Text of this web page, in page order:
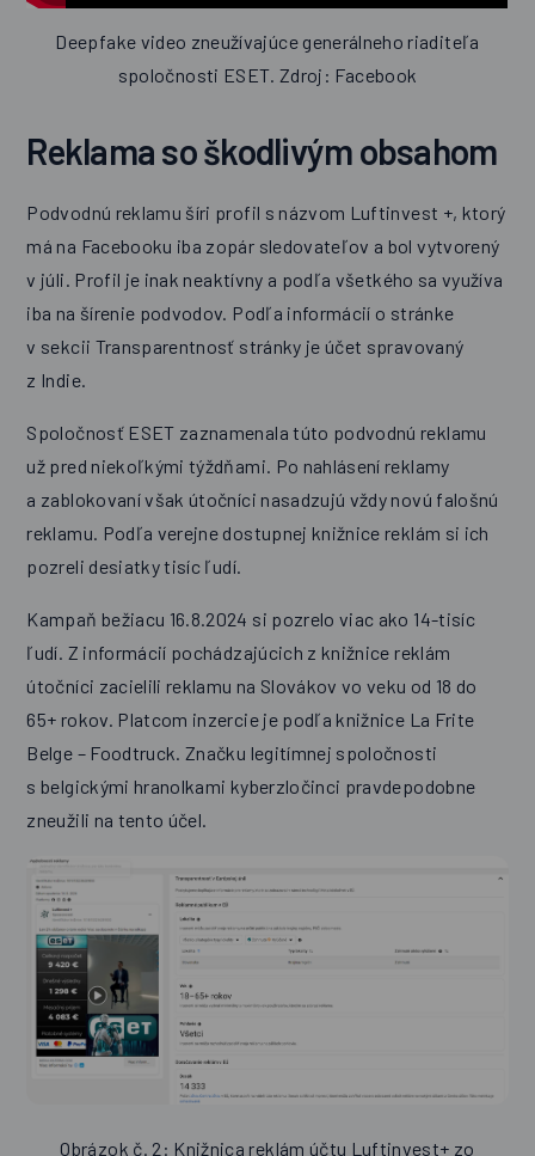
Deepfake video zneužívajúce generálneho riaditeľa
spoločnosti ESET. Zdroj: Facebook
Reklama so škodlivým obsahom
Podvodnú reklamu šíri profil s názvom Luftinvest +, ktorý
má na Facebooku iba zopár sledovateľov a bol vytvorený
v júli. Profil je inak neaktívny a podľa všetkého sa využíva
iba na šírenie podvodov. Podľa informácií o stránke
v sekcii Transparentnosť stránky je účet spravovaný
z Indie.
Spoločnosť ESET zaznamenala túto podvodnú reklamu
už pred niekoľkými týždňami. Po nahlásení reklamy
a zablokovaní však útočníci nasadzujú vždy novú falošnú
reklamu. Podľa verejne dostupnej knižnice reklám si ich
pozreli desiatky tisíc ľudí.
Kampaň bežiacu 16.8.2024 si pozrelo viac ako 14-tisíc
ľudí. Z informácií pochádzajúcich z knižnice reklám
útočníci zacielili reklamu na Slovákov vo veku od 18 do
65+ rokov. Platcom inzercie je podľa knižnice La Frite
Belge – Foodtruck. Značku legitímnej spoločnosti
s belgickými hranolkami kyberzločinci pravdepodobne
zneužili na tento účel.
Obrázok č. 2: Knižnica reklám účtu Luftinvest+ zo